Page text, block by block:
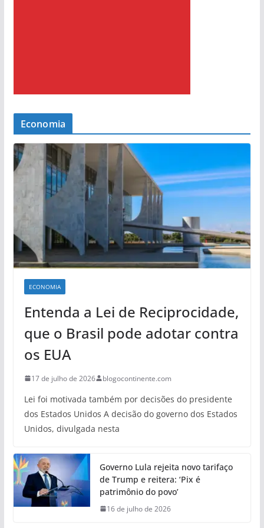
Economia
ECONOMIA
Entenda a Lei de Reciprocidade,
que o Brasil pode adotar contra
os EUA
17 de julho de 2026 blogocontinente.com
Lei foi motivada também por decisões do presidente
dos Estados Unidos A decisão do governo dos Estados
Unidos, divulgada nesta
Governo Lula rejeita novo tarifaço
de Trump e reitera: ‘Pix é
patrimônio do povo’
16 de julho de 2026